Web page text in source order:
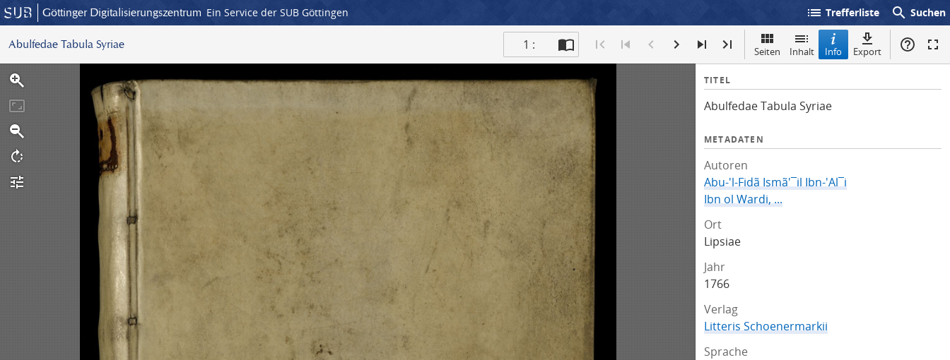
Göttinger Digitalisierungszentrum Ein Service der SUB Göttingen list Trefferliste search Suchen
Abulfedae Tabula Syriae 1 : Seiten Inhalt Info Export
I
f
TITEL
Abulfedae Tabula Syriae
METADATEN
Autoren
Abu-'l-Fidã Ismã'¯il Ibn-'Al¯i
Ibn ol Wardi, ...
Ort
Lipsiae
Jahr
1766
Verlag
Litteris Schoenermarkii
Sprache